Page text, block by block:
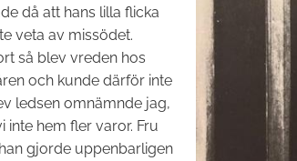
då att hans lilla flicka
veta av missödet.
så blev vreden hos
och kunde därför inte
ledsen omnämnde jag,
hem fler varor. Fru
gjorde uppenbarligen